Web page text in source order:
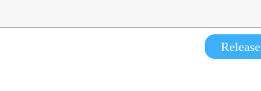
Release